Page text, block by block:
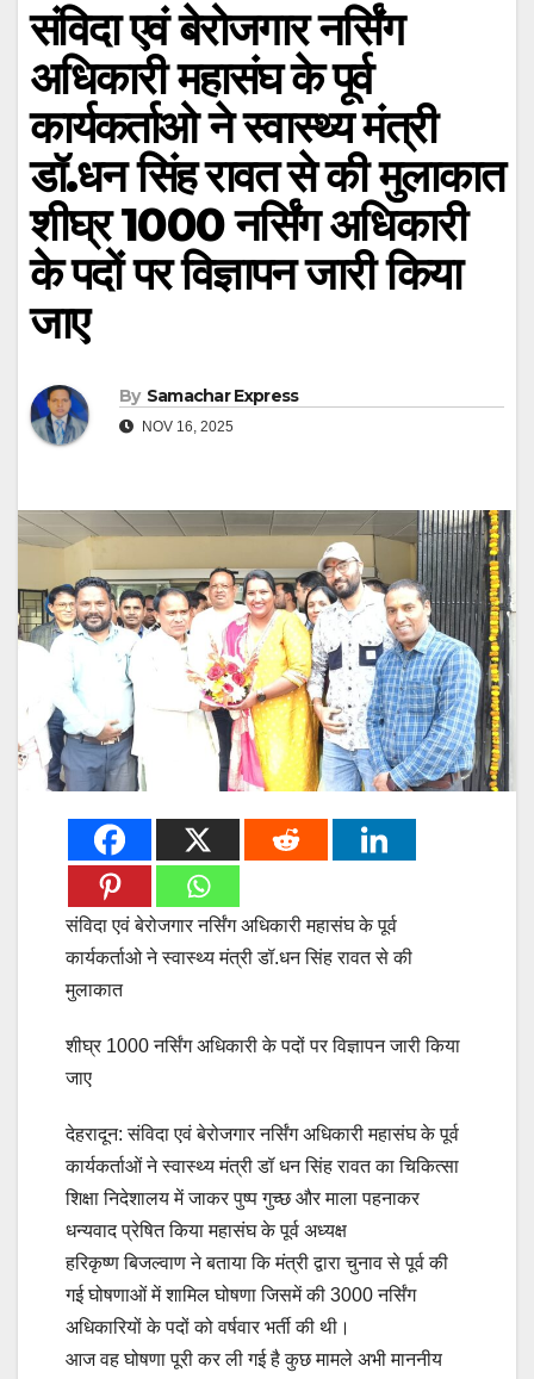
संविदा एवं बेरोजगार नर्सिंग
अधिकारी महासंघ के पूर्व
कार्यकर्ताओ ने स्वास्थ्य मंत्री
डॉ.धन सिंह रावत से की मुलाकात
शीघ्र 1000 नर्सिंग अधिकारी
के पदों पर विज्ञापन जारी किया
जाए
By Samachar Express
NOV 16, 2025
संविदा एवं बेरोजगार नर्सिंग अधिकारी महासंघ के पूर्व
कार्यकर्ताओ ने स्वास्थ्य मंत्री डॉ.धन सिंह रावत से की
मुलाकात
शीघ्र 1000 नर्सिंग अधिकारी के पदों पर विज्ञापन जारी किया
जाए
देहरादून: संविदा एवं बेरोजगार नर्सिंग अधिकारी महासंघ के पूर्व
कार्यकर्ताओं ने स्वास्थ्य मंत्री डॉ धन सिंह रावत का चिकित्सा
शिक्षा निदेशालय में जाकर पुष्प गुच्छ और माला पहनाकर
धन्यवाद प्रेषित किया महासंघ के पूर्व अध्यक्ष
हरिकृष्ण बिजल्वाण ने बताया कि मंत्री द्वारा चुनाव से पूर्व की
गई घोषणाओं में शामिल घोषणा जिसमें की 3000 नर्सिंग
अधिकारियों के पदों को वर्षवार भर्ती की थी।
आज वह घोषणा पूरी कर ली गई है कुछ मामले अभी माननीय